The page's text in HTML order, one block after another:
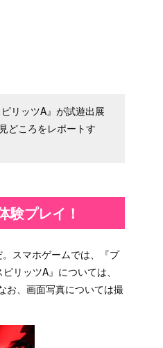
リッツA』が試遊出展
どころをレポートす
験プレイ！
スマホゲームでは、『プ
リッツA』については、
お、画面写真については撮